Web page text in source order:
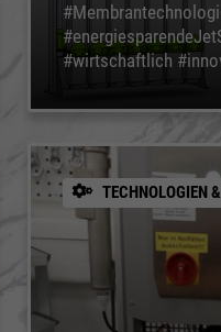
#wirtschaftlich
TECHNOLOGIEN